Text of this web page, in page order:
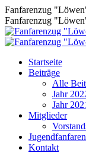
Zum
Inhalt
springen
Fanfarenzug
Fanfarenzug
Startseite
Beiträge
Alle
Jahr
Jahr
Mitglieder
Kontakt